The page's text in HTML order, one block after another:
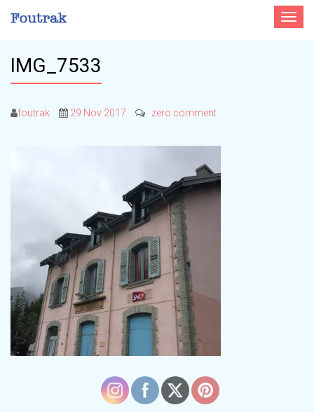
Toggle
IMG_7533
foutrak 29 Nov 2017 zero comment